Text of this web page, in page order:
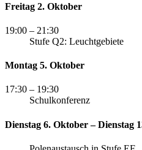
Freitag 2. Oktober
19:00 – 21:30
Stufe Q2: Leuchtgebiete
Montag 5. Oktober
17:30 – 19:30
Schulkonferenz
Dienstag 6. Oktober – Dienstag